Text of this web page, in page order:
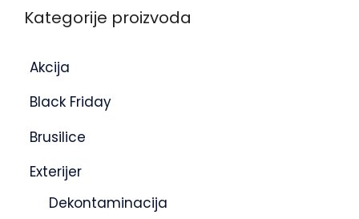
Kategorije proizvoda
Akcija
Black Friday
Brusilice
Exterijer
Dekontaminacija